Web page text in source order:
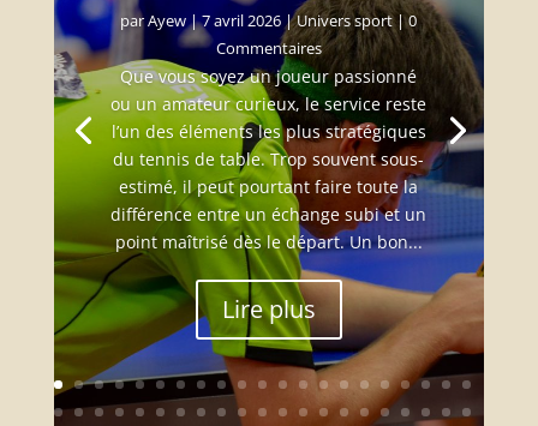
parAyew|7 avril 2026 |Univers sport| 0
Commentaires
Que vous soyez un joueur passionné
ou un amateur curieux, le service reste
l’un des éléments les plus stratégiques
du tennis de table. Trop souvent sous-
estimé, il peut pourtant faire toute la
différence entre un échange subi et un
point maîtrisé dès le départ. Un bon...
Lire plus